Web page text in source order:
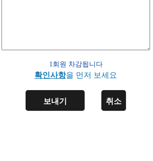
1회원 차감됩니다
확인사항을 먼저 보세요